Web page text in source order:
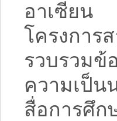
อาเซียน
โครงกา
รวบรวมข้
ความเป็
สื่อการศึ